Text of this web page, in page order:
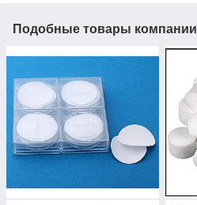
Подобные товары компании